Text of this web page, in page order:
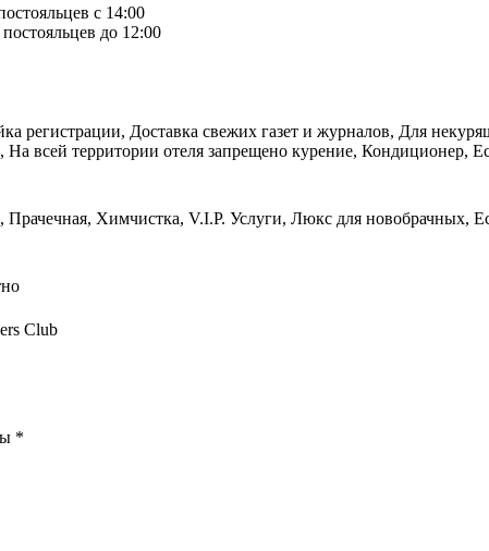
с 14:00
до 12:00
регистрации, Доставка свежих газет и журналов, Для
всей территории отеля запрещено курение, Кондиционер,
Химчистка, V.I.P. Услуги, Люкс для новобрачных,
Club
*